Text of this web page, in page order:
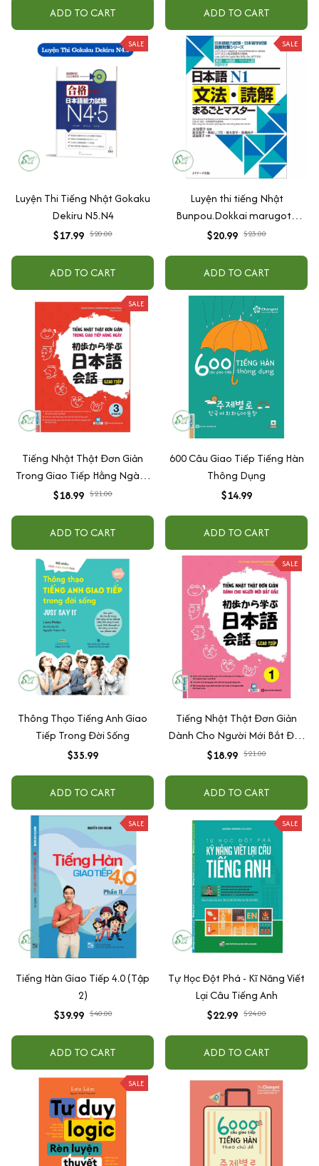
ADD TO CART ADD TO CART
SALE
Luyện Thi Tiếng Nhật Gokaku
Dekiru N5.N4
$17.99 $20.00
ADD TO CART
SALE
Luyện thi tiếng Nhật
Bunpou.Dokkai marugoto
masuta N1
$20.99 $23.00
ADD TO CART
SALE
Tiếng Nhật Thật Đơn Giản
Trong Giao Tiếp Hằng Ngày -
Sơ Trung Cấp 3
$18.99 $21.00
ADD TO CART
600 Câu Giao Tiếp Tiếng Hàn
Thông Dụng
$14.99
ADD TO CART
Thông Thạo Tiếng Anh Giao
Tiếp Trong Đời Sống
$35.99
ADD TO CART
SALE
Tiếng Nhật Thật Đơn Giản
Dành Cho Người Mới Bắt Đầu
- Giao Tiếp - Sơ cấp 1
$18.99 $21.00
ADD TO CART
SALE
Tiếng Hàn Giao Tiếp 4.0 (Tập
2)
$39.99 $40.00
ADD TO CART
SALE
Tự Học Đột Phá - Kĩ Năng Viết
Lại Câu Tiếng Anh
$22.99 $24.00
ADD TO CART
SALE